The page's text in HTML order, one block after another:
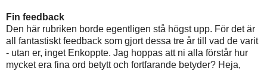
Fin feedback
Den här rubriken borde egentligen stå högst upp. För det är
all fantastiskt feedback som gjort dessa tre år till vad de varit
- utan er, inget Enkoppte. Jag hoppas att ni alla förstår hur
mycket era fina ord betytt och fortfarande betyder? Heja,